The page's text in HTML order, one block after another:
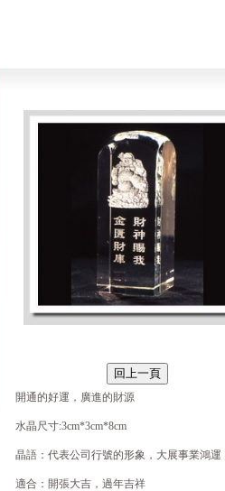
開通的好運，廣進的財源
水晶尺寸:3cm*3cm*8cm
晶語：代表公司行號的形象，大展事業鴻
適合：開張大吉，過年吉祥